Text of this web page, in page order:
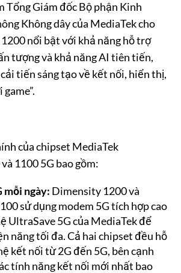
Tổng Giám đốc Bộ phận Kinh
Không dây của MediaTek cho
nổi bật với khả năng hỗ trợ
tượng và khả năng AI tiên tiến,
tiến sáng tạo về kết nối, hiển thị,
của chipset MediaTek
1100 5G bao gồm:
mỗi ngày: Dimensity 1200 và
sử dụng modem 5G tích hợp cao
UltraSave 5G của MediaTek để
năng tối đa. Cả hai chipset đều hỗ
kết nối từ 2G đến 5G, bên cạnh
tính năng kết nối mới nhất bao